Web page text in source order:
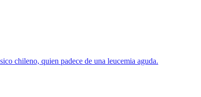
chileno, quien padece de una leucemia aguda.